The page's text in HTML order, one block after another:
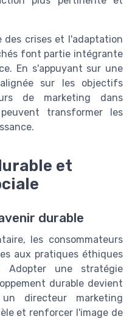
des crises et l'adaptation
font partie intégrante
En s'appuyant sur une
sur les objectifs
de marketing dans
transformer les
et
durable
les consommateurs
aux pratiques éthiques
Adopter une stratégie
durable devient
directeur marketing
et renforcer l'image de